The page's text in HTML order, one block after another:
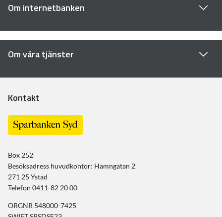
Om internetbanken
Om våra tjänster
Kontakt
Box 252
Besöksadress huvudkontor: Hamngatan 2
271 25 Ystad
Telefon 0411-82 20 00
ORGNR 548000-7425